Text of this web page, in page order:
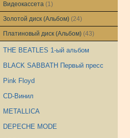
Видеокассета (1)
Золотой диск (Альбом) (24)
Платиновый диск (Альбом) (43)
THE BEATLES 1-ый альбом
BLACK SABBATH Первый пресс
Pink Floyd
CD-Винил
METALLICA
DEPECHE MODE